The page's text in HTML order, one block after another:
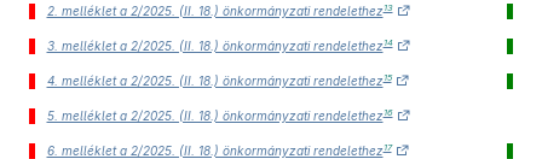
2. melléklet a 2/2025. (II. 18.) önkormányzati rendelethez13
3. melléklet a 2/2025. (II. 18.) önkormányzati rendelethez14
4. melléklet a 2/2025. (II. 18.) önkormányzati rendelethez15
5. melléklet a 2/2025. (II. 18.) önkormányzati rendelethez16
6. melléklet a 2/2025. (II. 18.) önkormányzati rendelethez17